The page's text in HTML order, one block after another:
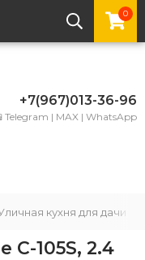
0
+7(967)013-36-96
Telegram | MAX | WhatsApp
кухня для дачи
C-105S, 2.4